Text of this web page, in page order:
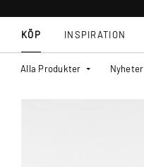
KÖP
Alla Produkter Nyheter
INSPIRATION